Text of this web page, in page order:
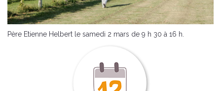
Père Etienne Helbert le samedi 2 mars de 9 h 30 à 16 h.